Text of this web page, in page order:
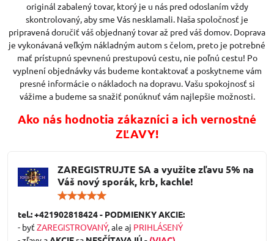
originál zabalený tovar, ktorý je u nás pred odoslaním vždy
skontrolovaný, aby sme Vás nesklamali. Naša spoločnosť je
pripravená doručiť váš objednaný tovar až pred váš domov. Doprava
je vykonávaná veľkým nákladným autom s čelom, preto je potrebné
mať prístupnú spevnenú prestupovú cestu, nie poľnú cestu! Po
vyplnení objednávky vás budeme kontaktovať a poskytneme vám
presné informácie o nákladoch na dopravu. Vašu spokojnosť si
vážime a budeme sa snažiť ponúknuť vám najlepšie možnosti.
Ako nás hodnotia zákazníci a ich vernostné
ZĽAVY!
ZAREGISTRUJTE SA a využite zľavu 5% na
Váš nový sporák, krb, kachle!
/
5
tel.: +421902818424 - PODMIENKY AKCIE:
- byť ZAREGISTROVANÝ, ale aj PRIHLÁSENÝ